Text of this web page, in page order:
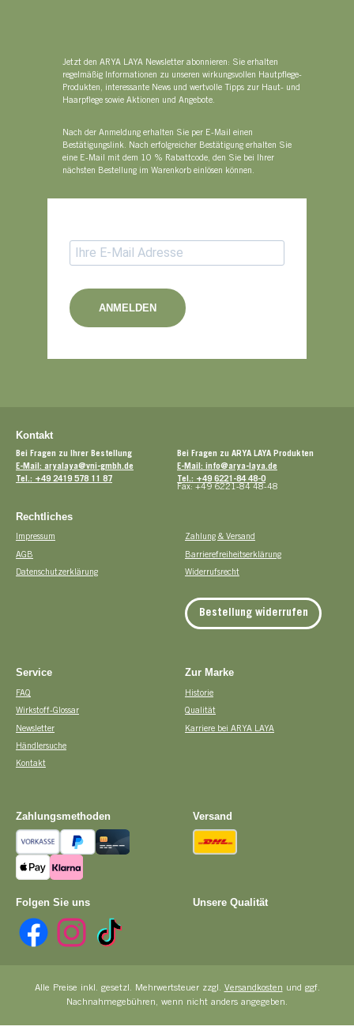
Jetzt den ARYA LAYA Newsletter abonnieren: Sie erhalten
regelmäßig Informationen zu unseren wirkungsvollen Hautpflege-
Produkten, interessante News und wertvolle Tipps zur Haut- und
Haarpflege sowie Aktionen und Angebote.
Nach der Anmeldung erhalten Sie per E-Mail einen
Bestätigungslink. Nach erfolgreicher Bestätigung erhalten Sie
eine E-Mail mit dem 10 % Rabattcode, den Sie bei Ihrer
nächsten Bestellung im Warenkorb einlösen können.
ANMELDEN
Kontakt
Bei Fragen zu Ihrer Bestellung
E-Mail: aryalaya@vni-gmbh.de
Tel.: +49 2419 578 11 87
Bei Fragen zu ARYA LAYA Produkten
E-Mail: info@arya-laya.de
Tel.: +49 6221-84 48-0
Fax: +49 6221-84 48-48
Rechtliches
Impressum
AGB
Datenschutzerklärung
Zahlung & Versand
Barrierefreiheitserklärung
Widerrufsrecht
Bestellung widerrufen
Service
FAQ
Wirkstoff-Glossar
Newsletter
Händlersuche
Kontakt
Zur Marke
Historie
Qualität
Karriere bei ARYA LAYA
Folgen Sie uns
Facebook Instagram TikTok
Zahlungsmethoden
Vorkasse PayPal Kreditkarte
Apple Pay Pay with Klarna
Versand
Unsere Qualität
Alle Preise inkl. gesetzl. Mehrwertsteuer zzgl. Versandkosten und ggf.
Nachnahmegebühren, wenn nicht anders angegeben.